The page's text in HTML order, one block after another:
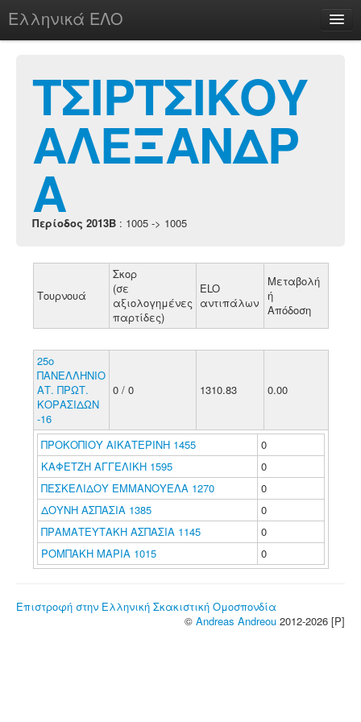
Ελληνικά ΕΛΟ
chesstu.be @ discord
Login
ΤΣΙΡΤΣΙΚΟΥ
ΑΛΕΞΑΝΔΡ
Α
Περίοδος 2013B : 1005 -> 1005
Τουρνουά
Σκορ
(σε
αξιολογημένες
παρτίδες)
ELO
αντιπάλων
Μεταβολή
ή
Απόδοση
25ο
ΠΑΝΕΛΛΗΝΙΟ
ΑΤ. ΠΡΩΤ.
ΚΟΡΑΣΙΔΩΝ
-16
0 / 0 1310.83 0.00
ΠΡΟΚΟΠΙΟΥ ΑΙΚΑΤΕΡΙΝΗ 1455
0
ΚΑΦΕΤΖΗ ΑΓΓΕΛΙΚΗ 1595
0
ΠΕΣΚΕΛΙΔΟΥ ΕΜΜΑΝΟΥΕΛΑ 1270
0
ΔΟΥΝΗ ΑΣΠΑΣΙΑ 1385
0
ΠΡΑΜΑΤΕΥΤΑΚΗ ΑΣΠΑΣΙΑ 1145
0
ΡΟΜΠΑΚΗ ΜΑΡΙΑ 1015
0
Επιστροφή στην Ελληνική Σκακιστική Ομοσπονδία
© Andreas Andreou 2012-2026 [P]